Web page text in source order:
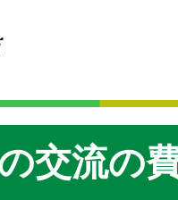
交流の